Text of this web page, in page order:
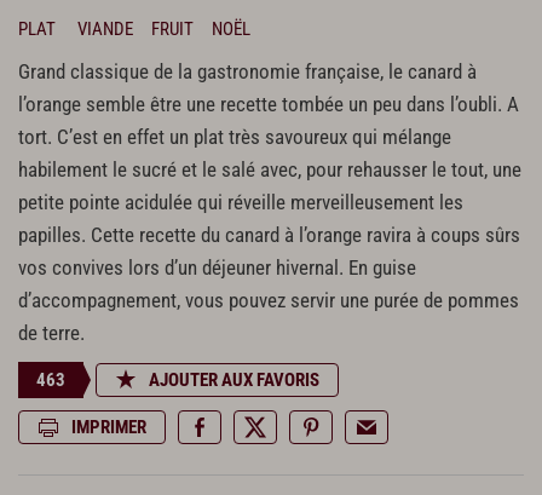
PLAT
VIANDE FRUIT NOËL
Grand classique de la gastronomie française, le canard à
l’orange semble être une recette tombée un peu dans l’oubli. A
tort. C’est en effet un plat très savoureux qui mélange
habilement le sucré et le salé avec, pour rehausser le tout, une
petite pointe acidulée qui réveille merveilleusement les
papilles. Cette recette du canard à l’orange ravira à coups sûrs
vos convives lors d’un déjeuner hivernal. En guise
d’accompagnement, vous pouvez servir une purée de pommes
de terre.
463 AJOUTER AUX FAVORIS
IMPRIMER